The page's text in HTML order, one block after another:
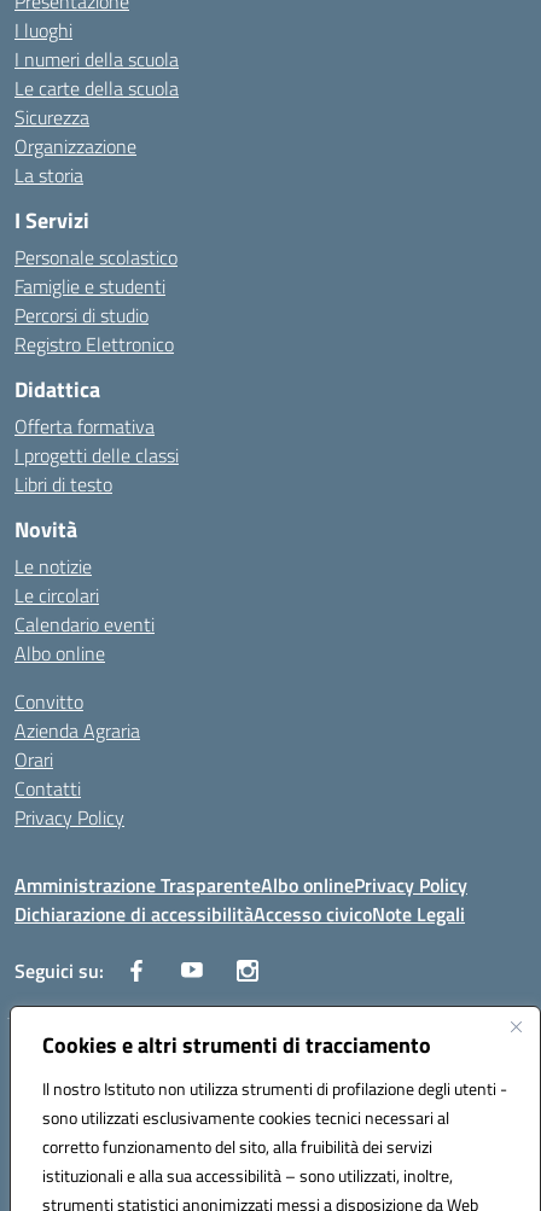
Cookies e altri strumenti di tracciamento
Il nostro Istituto non utilizza strumenti di profilazione degli utenti -
sono utilizzati esclusivamente cookies tecnici necessari al
corretto funzionamento del sito, alla fruibilità dei servizi
istituzionali e alla sua accessibilità – sono utilizzati, inoltre,
strumenti statistici anonimizzati messi a disposizione da Web
I luoghi
I numeri della scuola
Le carte della scuola
Sicurezza
Organizzazione
La storia
I Servizi
Personale scolastico
Famiglie e studenti
Percorsi di studio
Registro Elettronico
Didattica
Offerta formativa
I progetti delle classi
Libri di testo
Novità
Le notizie
Le circolari
Calendario eventi
Albo online
Convitto
Azienda Agraria
Orari
Contatti
Privacy Policy
Amministrazione TrasparenteAlbo onlinePrivacy Policy
Dichiarazione di accessibilitàAccesso civicoNote Legali
Seguici su:
Via dei Cappuccini, 5 - 60044 Fabriano (AN) - Tel. 0732 3373 - 0732
3573 - Mail: anis01700P@istruzione.it - PEC:
Codice meccanografico: ANIS01700P - Codice iPA: istsc_ANIS01700P -
C.F. 81002710424 - Codice univoco fatturazione elettronica (CUF):
UFBMDS